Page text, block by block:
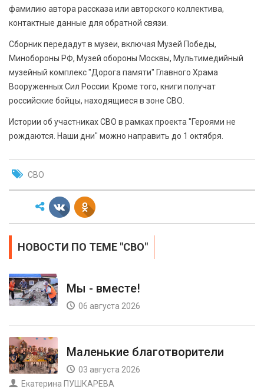
фамилию автора рассказа или авторского коллектива,
контактные данные для обратной связи.
Сборник передадут в музеи, включая Музей Победы,
Минобороны РФ, Музей обороны Москвы, Мультимедийный
музейный комплекс "Дорога памяти" Главного Храма
Вооруженных Сил России. Кроме того, книги получат
российские бойцы, находящиеся в зоне СВО.
Истории об участниках СВО в рамках проекта "Героями не
рождаются. Наши дни" можно направить до 1 октября.
СВО
НОВОСТИ ПО ТЕМЕ "СВО"
Мы - вместе!
06 августа 2026
Маленькие благотворители
03 августа 2026
Екатерина ПУШКАРЕВА